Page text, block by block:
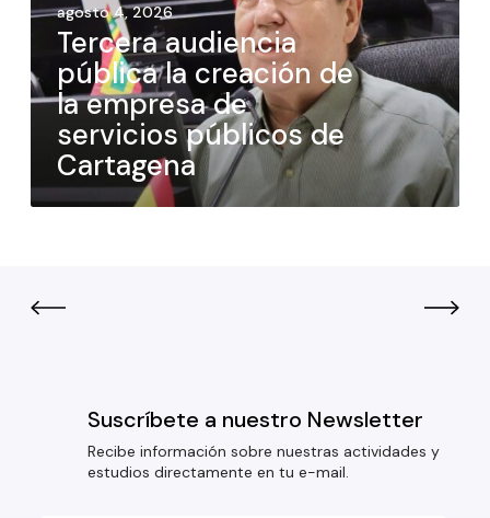
agosto 4, 2026
Tercera audiencia
pública la creación de
la empresa de
servicios públicos de
Cartagena
Suscríbete a nuestro Newsletter
Recibe información sobre nuestras actividades y
estudios directamente en tu e-mail.